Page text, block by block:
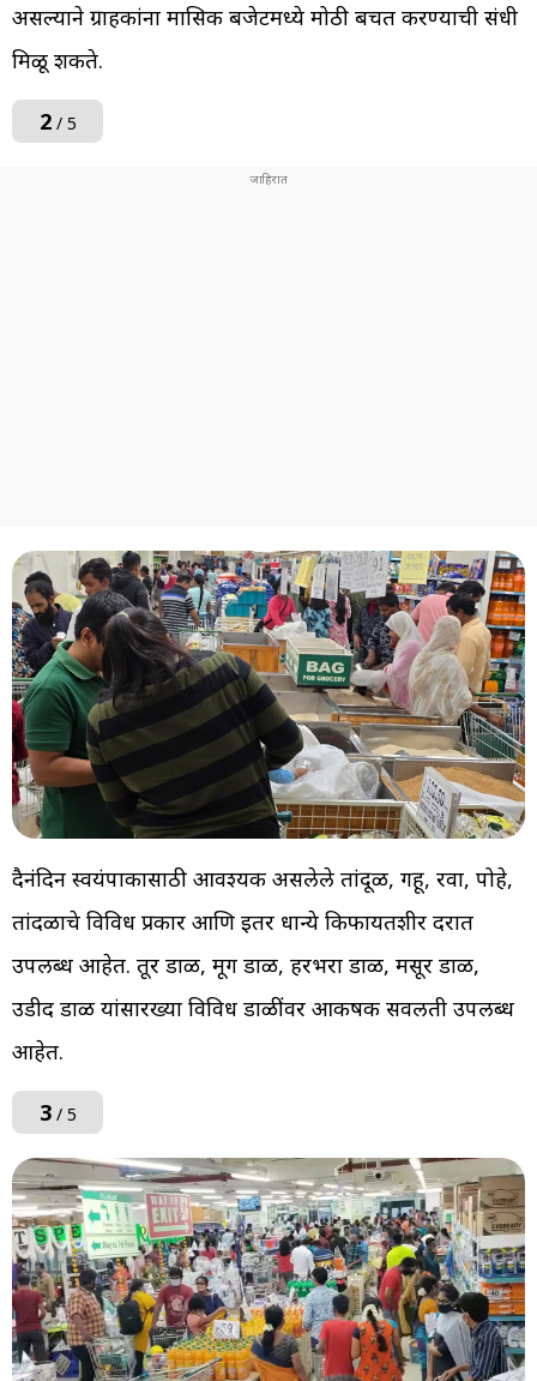
असल्याने ग्राहकांना मासिक बजेटमध्ये मोठी बचत करण्याची संधी
मिळू शकते.
2/ 5
दैनंदिन स्वयंपाकासाठी आवश्यक असलेले तांदूळ, गहू, रवा, पोहे,
तांदळाचे विविध प्रकार आणि इतर धान्ये किफायतशीर दरात
उपलब्ध आहेत. तूर डाळ, मूग डाळ, हरभरा डाळ, मसूर डाळ,
उडीद डाळ यांसारख्या विविध डाळींवर आकर्षक सवलती उपलब्ध
आहेत.
3/ 5